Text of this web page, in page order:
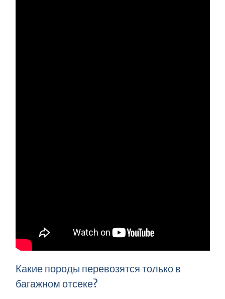
Какие породы перевозятся только в
багажном отсеке?